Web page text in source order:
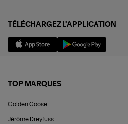
TÉLÉCHARGEZ L'APPLICATION
TOP MARQUES
Golden Goose
Jérôme Dreyfuss